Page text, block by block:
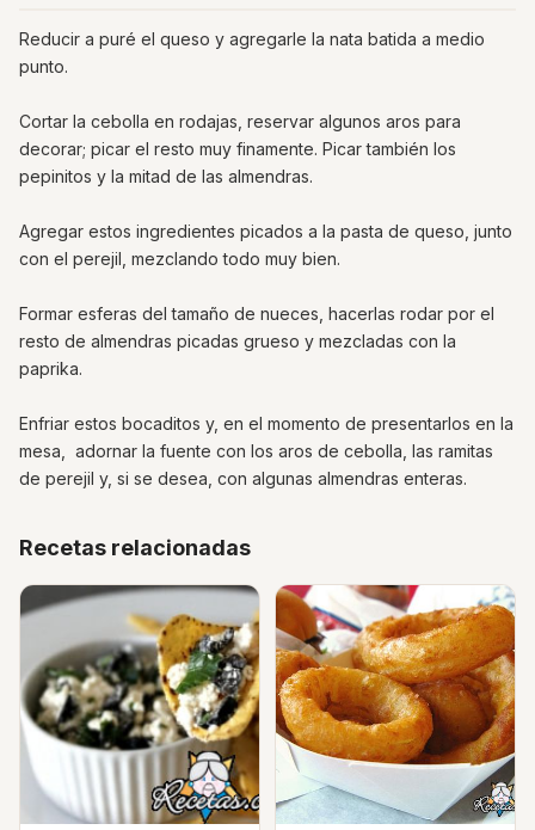
Reducir a puré el queso y agregarle la nata batida a medio
punto.
Cortar la cebolla en rodajas, reservar algunos aros para
decorar; picar el resto muy finamente. Picar también los
pepinitos y la mitad de las almendras.
Agregar estos ingredientes picados a la pasta de queso, junto
con el perejil, mezclando todo muy bien.
Formar esferas del tamaño de nueces, hacerlas rodar por el
resto de almendras picadas grueso y mezcladas con la
paprika.
Enfriar estos bocaditos y, en el momento de presentarlos en la
mesa, adornar la fuente con los aros de cebolla, las ramitas
de perejil y, si se desea, con algunas almendras enteras.
Recetas relacionadas